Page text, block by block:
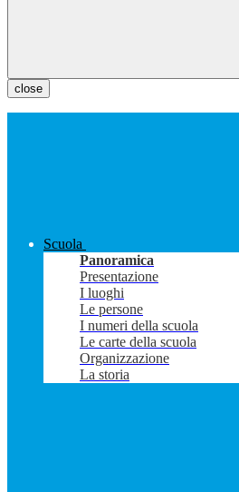
close
Scuola
Panoramica
Presentazione
I luoghi
Le persone
I numeri della scuola
Le carte della scuola
Organizzazione
La storia